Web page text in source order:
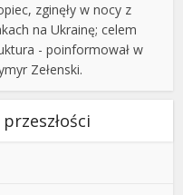
zginęły w nocy z
na Ukrainę; celem
- poinformował w
Zełenski.